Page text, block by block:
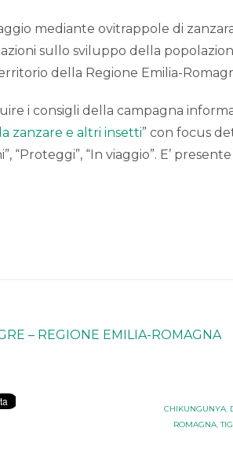
mediante ovitrappole di
sullo sviluppo della
della Regione Emilia-
i consigli della campagna
zanzare e altri insetti” con focus
“Proteggi”, “In viaggio”. E’
– REGIONE EMILIA-ROMAGNA
CHIKUNGUNYA,
ROMAGNA,